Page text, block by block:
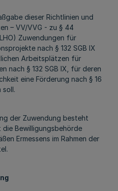
dieser Richtlinien und
– VV/VVG - zu § 44
Zuwendungen für
nach § 132 SGB IX
Arbeitsplätzen für
nach § 132 SGB IX, für deren
eine Förderung nach § 16
soll.
der Zuwendung besteht
Bewilligungsbehörde
Ermessens im Rahmen der